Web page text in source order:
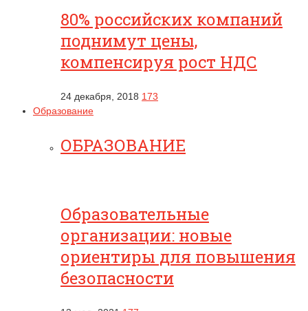
80% российских компаний
поднимут цены,
компенсируя рост НДС
24 декабря, 2018 173
Образование
ОБРАЗОВАНИЕ
Образовательные
организации: новые
ориентиры для повышения
безопасности